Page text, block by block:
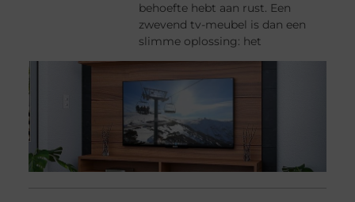
behoefte hebt aan rust. Een
zwevend tv-meubel is dan een
slimme oplossing: het